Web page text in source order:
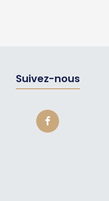
Suivez-nous